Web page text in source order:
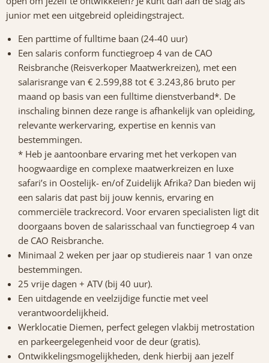
junior met een uitgebreid opleidingstraject.
Een parttime of fulltime baan (24-40 uur)
Een salaris conform functiegroep 4 van de CAO
Reisbranche (Reisverkoper Maatwerkreizen), met een
salarisrange van € 2.599,88 tot € 3.243,86 bruto per
maand op basis van een fulltime dienstverband*. De
inschaling binnen deze range is afhankelijk van opleiding,
relevante werkervaring, expertise en kennis van
bestemmingen.
* Heb je aantoonbare ervaring met het verkopen van
hoogwaardige en complexe maatwerkreizen en luxe
safari’s in Oostelijk- en/of Zuidelijk Afrika? Dan bieden wij
een salaris dat past bij jouw kennis, ervaring en
commerciële trackrecord. Voor ervaren specialisten ligt dit
doorgaans boven de salarisschaal van functiegroep 4 van
de CAO Reisbranche.
Minimaal 2 weken per jaar op studiereis naar 1 van onze
bestemmingen.
25 vrije dagen + ATV (bij 40 uur).
Een uitdagende en veelzijdige functie met veel
verantwoordelijkheid.
Werklocatie Diemen, perfect gelegen vlakbij metrostation
en parkeergelegenheid voor de deur (gratis).
Ontwikkelingsmogelijkheden, denk hierbij aan jezelf